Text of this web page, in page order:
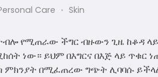
Care Skin
የሚጠራው ችግር ብዙውን ጊዜ ከቆዳ ላይ
ነው። ይህም በእግርና በእጅ ላይ ጥቁር
ምክንያት በሚፈጠረው ግጭት ሊባባሱ